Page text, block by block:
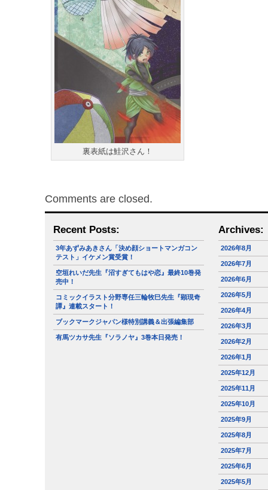
裏表紙は鮭沢さん！
Comments are closed.
Recent Posts:
3年あずみあきさん「決め顔ショートマンガコン
テスト」イケメン賞受賞！
空垣れいだ先生『沼すぎてもはや恋』最終10巻発
売中！
コミックイラスト分野専任三輪牧巳先生『顕現奇
譚』連載スタート！
ブックマークジャパン様特別講義＆出張編集部
有馬ツカサ先生『ソラノヤ』3巻本日発売！
Archives:
2026年8月
2026年7月
2026年6月
2026年5月
2026年4月
2026年3月
2026年2月
2026年1月
2025年12月
2025年11月
2025年10月
2025年9月
2025年8月
2025年7月
2025年6月
2025年5月